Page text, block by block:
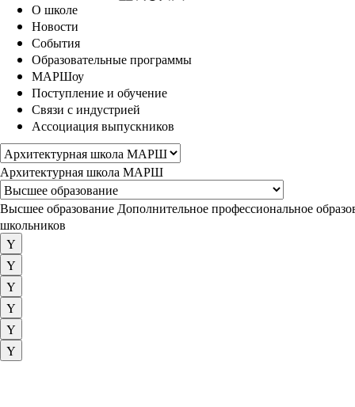
О школе
Новости
События
Образовательные программы
МАРШоу
Поступление и обучение
Связи с индустрией
Ассоциация выпускников
Архитектурная школа МАРШ
Высшее образование Дополнительное профессиональное
школьников